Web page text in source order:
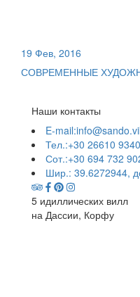
19 Фев, 2016
СОВРЕМЕННЫЕ
Наши контакты
E-
Тел.:+30 26610
Сот.:+30 694 732
Шир.: 39.6272944,
5 идиллических вилл
на Дассии, Корфу